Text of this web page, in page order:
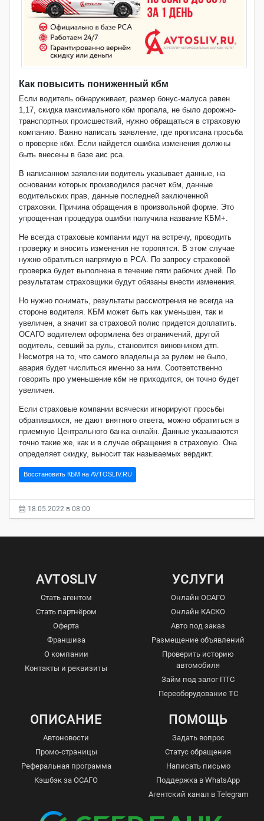
Как повысить пониженный кбм
Если водитель обнаруживает, размер бонус-малуса равен
1,17, скидка максимального кбм пропала, не было дорожно-
транспортных происшествий, нужно обращаться в страховую
компанию. Важно написать заявление, где прописана просьба
о проверке кбм. Если найдется ошибка изменения должны
быть внесены в базе аис рса.
В написанном заявлении водитель указывает данные, на
основании которых производился расчет кбм, данные
водительских прав, данные последней заключенной
страховки. Причина обращения в произвольной форме. Это
упрощенная процедура ошибки получила название КБМ+.
Не всегда страховые компании идут на встречу, проводить
проверку и вносить изменения не торопятся. В этом случае
нужно обратиться напрямую в РСА. По запросу страховой
проверка будет выполнена в течение пяти рабочих дней. По
результатам страховщики будут обязаны внести изменения.
Но нужно понимать, результаты рассмотрения не всегда на
стороне водителя. КБМ может быть как уменьшен, так и
увеличен, а значит за страховой полис придется доплатить.
ОСАГО водителем оформлена без ограничений, другой
водитель, севший за руль, становится виновником дтп.
Несмотря на то, что самого владельца за рулем не было,
авария будет числиться именно за ним. Соответственно
говорить про уменьшение кбм не приходится, он точно будет
увеличен.
Если страховые компании всячески игнорируют просьбы
обратившихся, не дают внятного ответа, можно обратиться в
приемную Центрального банка онлайн. Данные указываются
точно такие же, как и в случае обращения в страховую. Она
определяет скидку, выносит так называемых вердикт.
Восстановить КБМ на AVTOSLIV.RU
18.05.2022 в 08:00
AVTOSLIV
Стать агентом
Стать партнёром
Оферта
Франшиза
О компании
Контакты и реквизиты
УСЛУГИ
Онлайн ОСАГО
Онлайн КАСКО
Авто под заказ
Размещение объявлений
Проверить историю
автомобиля
Займ под залог ПТС
Переоборудование ТС
ОПИСАНИЕ
Автоновости
Промо-страницы
Реферальная программа
Кэшбэк за ОСАГО
ПОМОЩЬ
Задать вопрос
Статус обращения
Написать письмо
Поддержка в WhatsApp
Агентский канал в Telegram